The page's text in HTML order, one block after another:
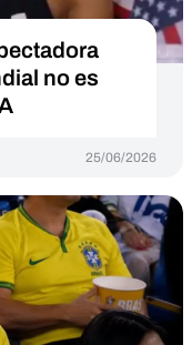
no es
25/06/2026